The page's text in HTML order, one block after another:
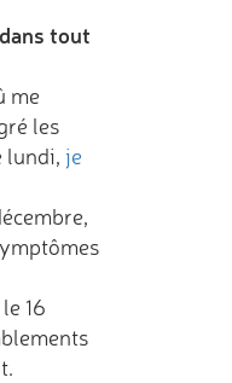
tout
me
les
lundi, je
16